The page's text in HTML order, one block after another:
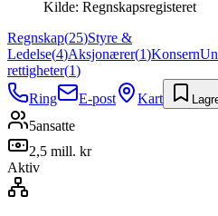
Kilde: Regnskapsregisteret
Regnskap(25)Styre &
Ledelse(4)Aksjonærer(1)Konsern
rettigheter(1)
Ring
E-post Kart
5ansatte
2,5 mill. kr
Aktiv